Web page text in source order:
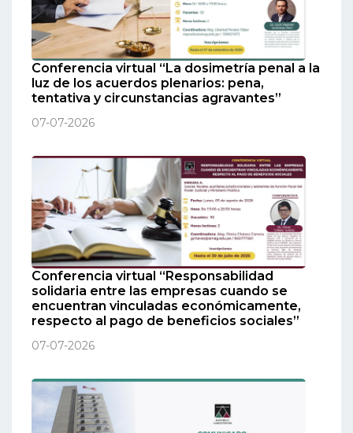
Conferencia virtual “La dosimetría penal a la
luz de los acuerdos plenarios: pena,
tentativa y circunstancias agravantes”
07-07-2026
Conferencia virtual “Responsabilidad
solidaria entre las empresas cuando se
encuentran vinculadas económicamente,
respecto al pago de beneficios sociales”
07-07-2026